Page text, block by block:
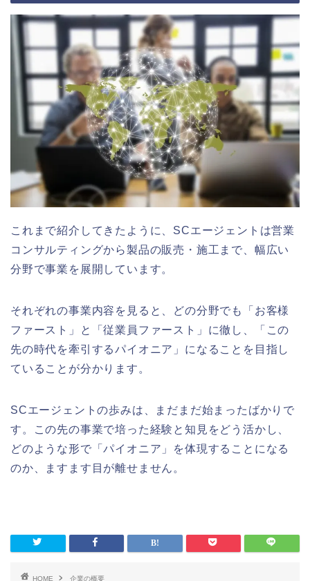
これまで紹介してきたように、SCエージェントは営業
コンサルティングから製品の販売・施工まで、幅広い
分野で事業を展開しています。
それぞれの事業内容を見ると、どの分野でも「お客様
ファースト」と「従業員ファースト」に徹し、「この
先の時代を牽引するパイオニア」になることを目指し
ていることが分かります。
SCエージェントの歩みは、まだまだ始まったばかりで
す。この先の事業で培った経験と知見をどう活かし、
どのような形で「パイオニア」を体現することになる
のか、ますます目が離せません。
HOME 企業の概要